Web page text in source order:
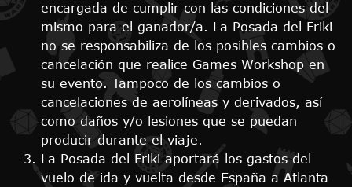
encargada de cumplir con las condiciones del
mismo para el ganador/a. La Posada del Friki
no se responsabiliza de los posibles cambios o
cancelación que realice Games Workshop en
su evento. Tampoco de los cambios o
cancelaciones de aerolíneas y derivados, así
como daños y/o lesiones que se puedan
producir durante el viaje.
La Posada del Friki aportará los gastos del
vuelo de ida y vuelta desde España a Atlanta